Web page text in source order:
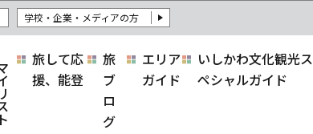
学校・企業・メディアの方
ト
旅して応
援、能登
旅
ブ
ロ
グ
エリア
ガイド
いしかわ文化観光ス
ペシャルガイド